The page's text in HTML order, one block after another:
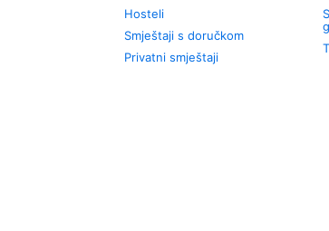
Hosteli
Smještaji s doručkom
Privatni smještaji